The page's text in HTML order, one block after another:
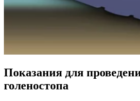
Показания для
голеностопа